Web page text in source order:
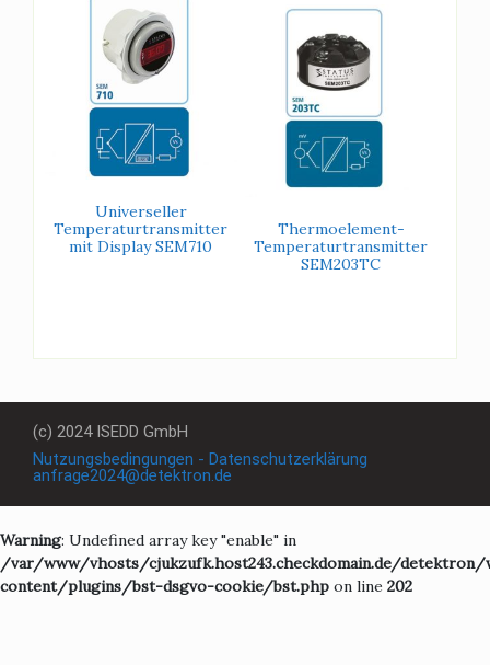
Universeller
Temperaturtransmitter
mit Display SEM710
Thermoelement-
Temperaturtransmitter
SEM203TC
(c) 2024 ISEDD GmbH
Nutzungsbedingungen - Datenschutzerklärung
anfrage2024@detektron.de
Warning: Undefined array key "enable" in
/var/www/vhosts/cjukzufk.host243.checkdomain.de/
content/plugins/bst-dsgvo-cookie/bst.php on line 202